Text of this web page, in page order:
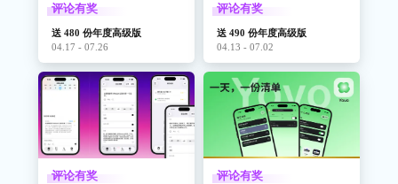
评论有奖
送 480 份年度高级版
04.17 - 07.26
评论有奖
送 490 份年度高级版
04.13 - 07.02
评论有奖 评论有奖